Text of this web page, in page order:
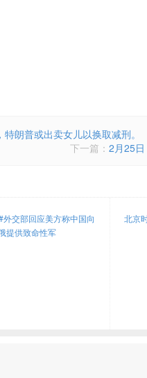
朗普或出卖女儿以换取减刑。
下一篇： 2月25
交部回应美方称中国向
提供致命性军
北京